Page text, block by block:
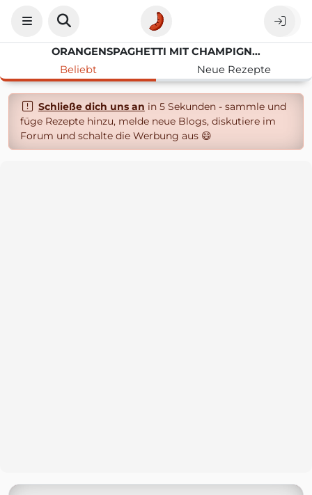
ORANGENSPAGHETTI MIT CHAMPIGNONS VEGAN
Beliebt
Neue Rezepte
Schließe dich uns an in 5 Sekunden - sammle und
füge Rezepte hinzu, melde neue Blogs, diskutiere im
Forum und schalte die Werbung aus 😄